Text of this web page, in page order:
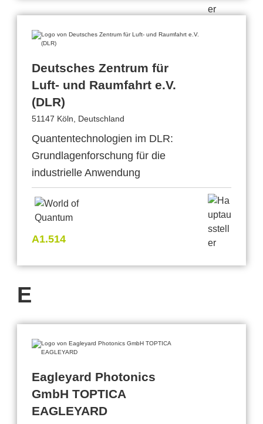
Deutsches Zentrum für
Luft- und Raumfahrt e.V.
(DLR)
51147 Köln, Deutschland
Quantentechnologien im DLR:
Grundlagenforschung für die
industrielle Anwendung
A1.514
E
Eagleyard Photonics
GmbH TOPTICA
EAGLEYARD